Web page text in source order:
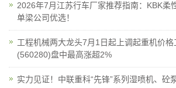
2026年7月江苏行车厂家推荐指南：KBK柔
单梁公司优选！
工程机械两大龙头7月1日起上调起重机价
(560280)盘中最高涨超2%
实力见证！中联重科“先锋”系列湿喷机、砼